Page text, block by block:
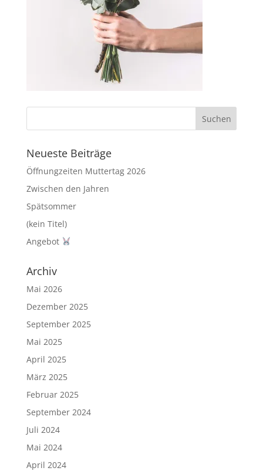
Neueste Beiträge
Öffnungzeiten Muttertag 2026
Zwischen den Jahren
Spätsommer
(kein Titel)
Angebot
Archiv
Mai 2026
Dezember 2025
September 2025
Mai 2025
April 2025
März 2025
Februar 2025
September 2024
Juli 2024
Mai 2024
April 2024